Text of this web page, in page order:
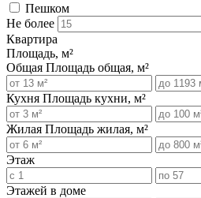
Пешком
Не более
Квартира
Площадь, м²
Общая Площадь общая, м²
Кухня Площадь кухни, м²
Жилая Площадь жилая, м²
Этаж
Этажей в доме